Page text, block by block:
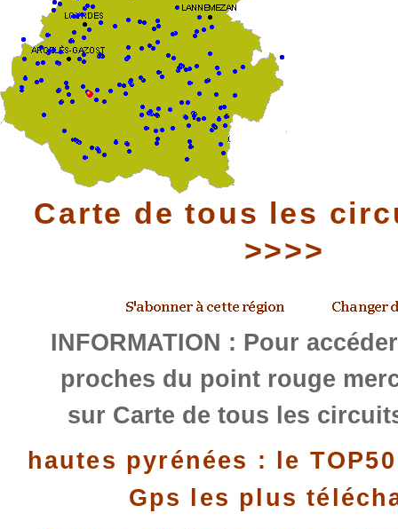
Carte de tous les
>>>>
INFORMATION : Pour
proches du point rouge
sur Carte de tous les
hautes pyrénées : le
Gps les plus